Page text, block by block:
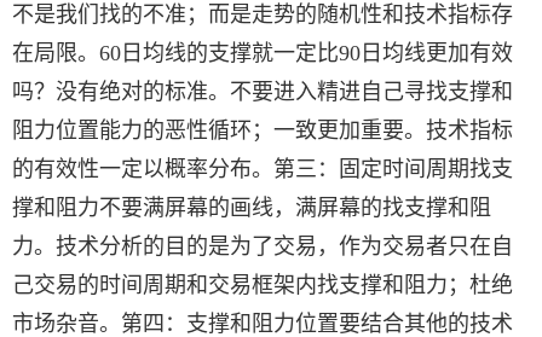
不是我们找的不准；而是走势的随机性和技术指标存
在局限。60日均线的支撑就一定比90日均线更加有效
吗？没有绝对的标准。不要进入精进自己寻找支撑和
阻力位置能力的恶性循环；一致更加重要。技术指标
的有效性一定以概率分布。第三：固定时间周期找支
撑和阻力不要满屏幕的画线，满屏幕的找支撑和阻
力。技术分析的目的是为了交易，作为交易者只在自
己交易的时间周期和交易框架内找支撑和阻力；杜绝
市场杂音。第四：支撑和阻力位置要结合其他的技术